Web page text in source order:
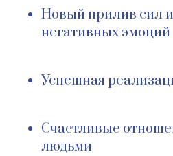
Новый прилив сил
негативных эмоций
Успешная
Счастливые
людьми